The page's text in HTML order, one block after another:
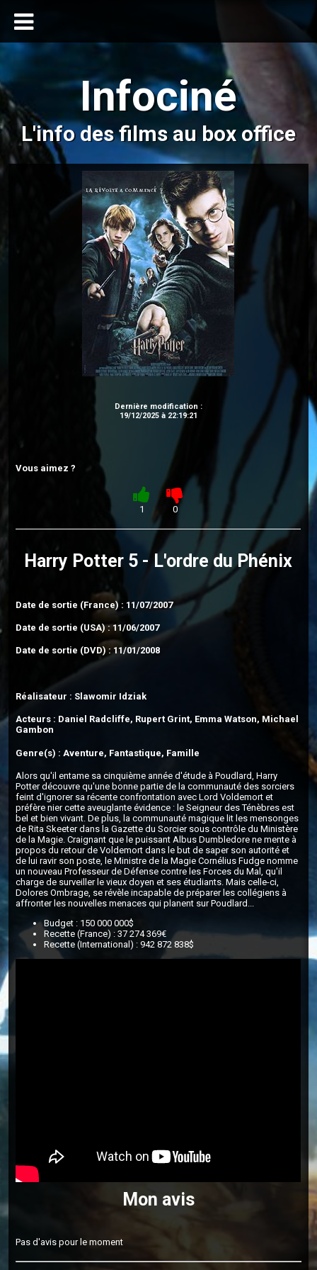
Infociné
L'info des films au box office
Dernière modification :
19/12/2025 à 22:19:21
Vous aimez ?
1 0
Harry Potter 5 - L'ordre du Phénix
Date de sortie (France) : 11/07/2007
Date de sortie (USA) : 11/06/2007
Date de sortie (DVD) : 11/01/2008
Réalisateur : Slawomir Idziak
Acteurs : Daniel Radcliffe, Rupert Grint, Emma Watson, Michael
Gambon
Genre(s) : Aventure, Fantastique, Famille
Alors qu'il entame sa cinquième année d'étude à Poudlard, Harry
Potter découvre qu'une bonne partie de la communauté des sorciers
feint d'ignorer sa récente confrontation avec Lord Voldemort et
préfère nier cette aveuglante évidence : le Seigneur des Ténèbres est
bel et bien vivant. De plus, la communauté magique lit les mensonges
de Rita Skeeter dans la Gazette du Sorcier sous contrôle du Ministère
de la Magie. Craignant que le puissant Albus Dumbledore ne mente à
propos du retour de Voldemort dans le but de saper son autorité et
de lui ravir son poste, le Ministre de la Magie Cornélius Fudge nomme
un nouveau Professeur de Défense contre les Forces du Mal, qu'il
charge de surveiller le vieux doyen et ses étudiants. Mais celle-ci,
Dolores Ombrage, se révèle incapable de préparer les collégiens à
affronter les nouvelles menaces qui planent sur Poudlard...
Budget : 150 000 000$
Recette (France) : 37 274 369€
Recette (International) : 942 872 838$
Mon avis
Pas d'avis pour le moment